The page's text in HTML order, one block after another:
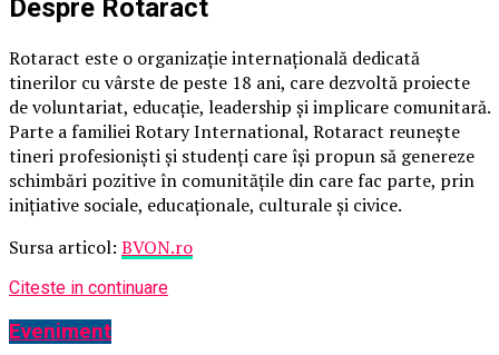
Despre Rotaract
Rotaract este o organizație internațională dedicată
tinerilor cu vârste de peste 18 ani, care dezvoltă proiecte
de voluntariat, educație, leadership și implicare comunitară.
Parte a familiei Rotary International, Rotaract reunește
tineri profesioniști și studenți care își propun să genereze
schimbări pozitive în comunitățile din care fac parte, prin
inițiative sociale, educaționale, culturale și civice.
Sursa articol: BVON.ro
Citeste in continuare
Eveniment